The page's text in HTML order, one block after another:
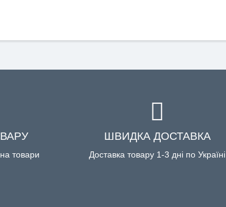
товари
ШВИДКА ДОСТАВКА
Доставка товару 1-3 дні по Україні